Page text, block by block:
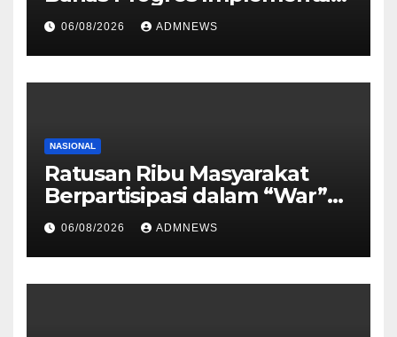
Tiga Aksi Stranas
Pencegahan Korupsi
06/08/2026 ADMNEWS
NASIONAL
Ratusan Ribu Masyarakat
Berpartisipasi dalam “War”
Undangan Upacara HUT ke-
81 Kemerdekaan RI
06/08/2026 ADMNEWS